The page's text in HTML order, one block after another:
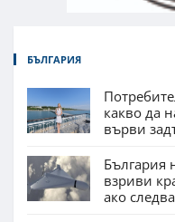
БЪЛГАРИЯ
какво да
върви
България
взриви
ако